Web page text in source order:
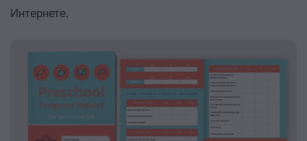
Интернете.